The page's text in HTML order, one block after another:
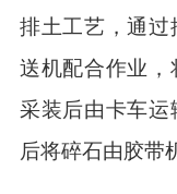
排土工艺，通过
送机配合作业，
采装后由卡车运
后将碎石由胶带